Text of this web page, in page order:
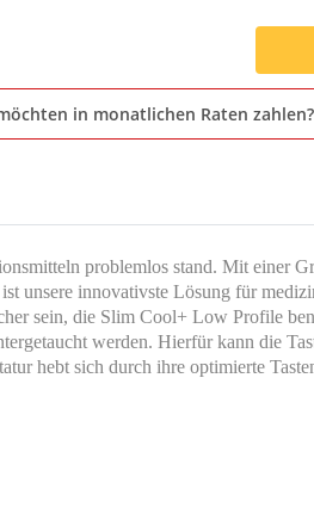
in monatlichen Raten zahlen?
problemlos stand. Mit einer
unsere innovativste Lösung für
sein, die Slim Cool+ Low Profile
werden. Hierfür kann die
hebt sich durch ihre optimierte